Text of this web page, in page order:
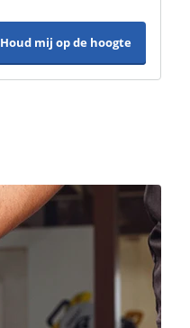
Houd mij op de hoogte